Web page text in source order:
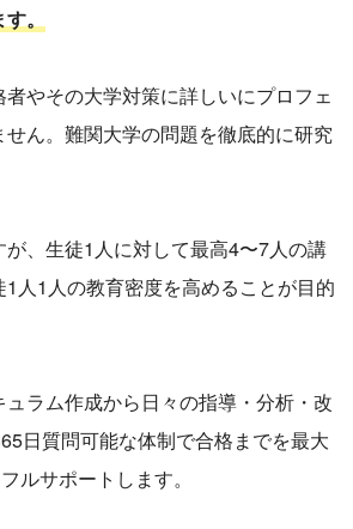
。
やその大学対策に詳しいにプロフェ
せん。難関大学の問題を徹底的に研究
、生徒1人に対して最高4〜7人の講
人1人の教育密度を高めることが目的
ラム作成から日々の指導・分析・改
日質問可能な体制で合格までを最大
ルサポートします。